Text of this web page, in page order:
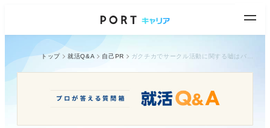
トップ 就活Q&A 自己PR